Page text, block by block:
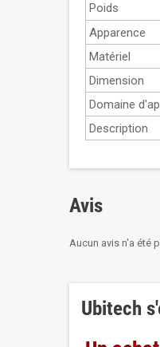
Poids
Apparence
Matériel
Dimension
Domaine
Description
Avis
Aucun avis n'a été
Ubitech